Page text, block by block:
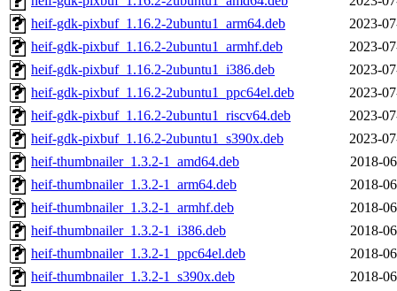
heif-gdk-pixbuf_1.16.2-2ubuntu1_arm64.deb
2023-
heif-gdk-pixbuf_1.16.2-2ubuntu1_armhf.deb
2023-
heif-gdk-pixbuf_1.16.2-2ubuntu1_i386.deb
2023-
heif-gdk-pixbuf_1.16.2-2ubuntu1_ppc64el.deb
2023-
heif-gdk-pixbuf_1.16.2-2ubuntu1_riscv64.deb
2023-
heif-gdk-pixbuf_1.16.2-2ubuntu1_s390x.deb
2023-
heif-thumbnailer_1.3.2-1_amd64.deb
2018-
heif-thumbnailer_1.3.2-1_arm64.deb
2018-
heif-thumbnailer_1.3.2-1_armhf.deb
2018-
heif-thumbnailer_1.3.2-1_i386.deb
2018-
heif-thumbnailer_1.3.2-1_ppc64el.deb
2018-
heif-thumbnailer_1.3.2-1_s390x.deb
2018-